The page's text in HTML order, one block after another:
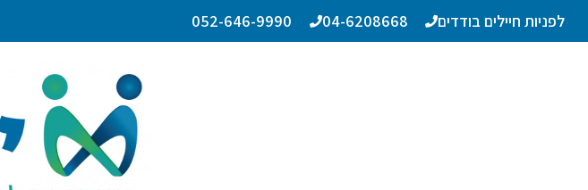
לפניות חיילים בודדים 04-6208668
052-646-9990